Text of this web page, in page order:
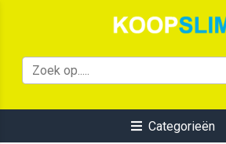
Categorieën